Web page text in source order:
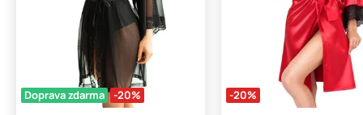
Doprava zdarma -20% -20%